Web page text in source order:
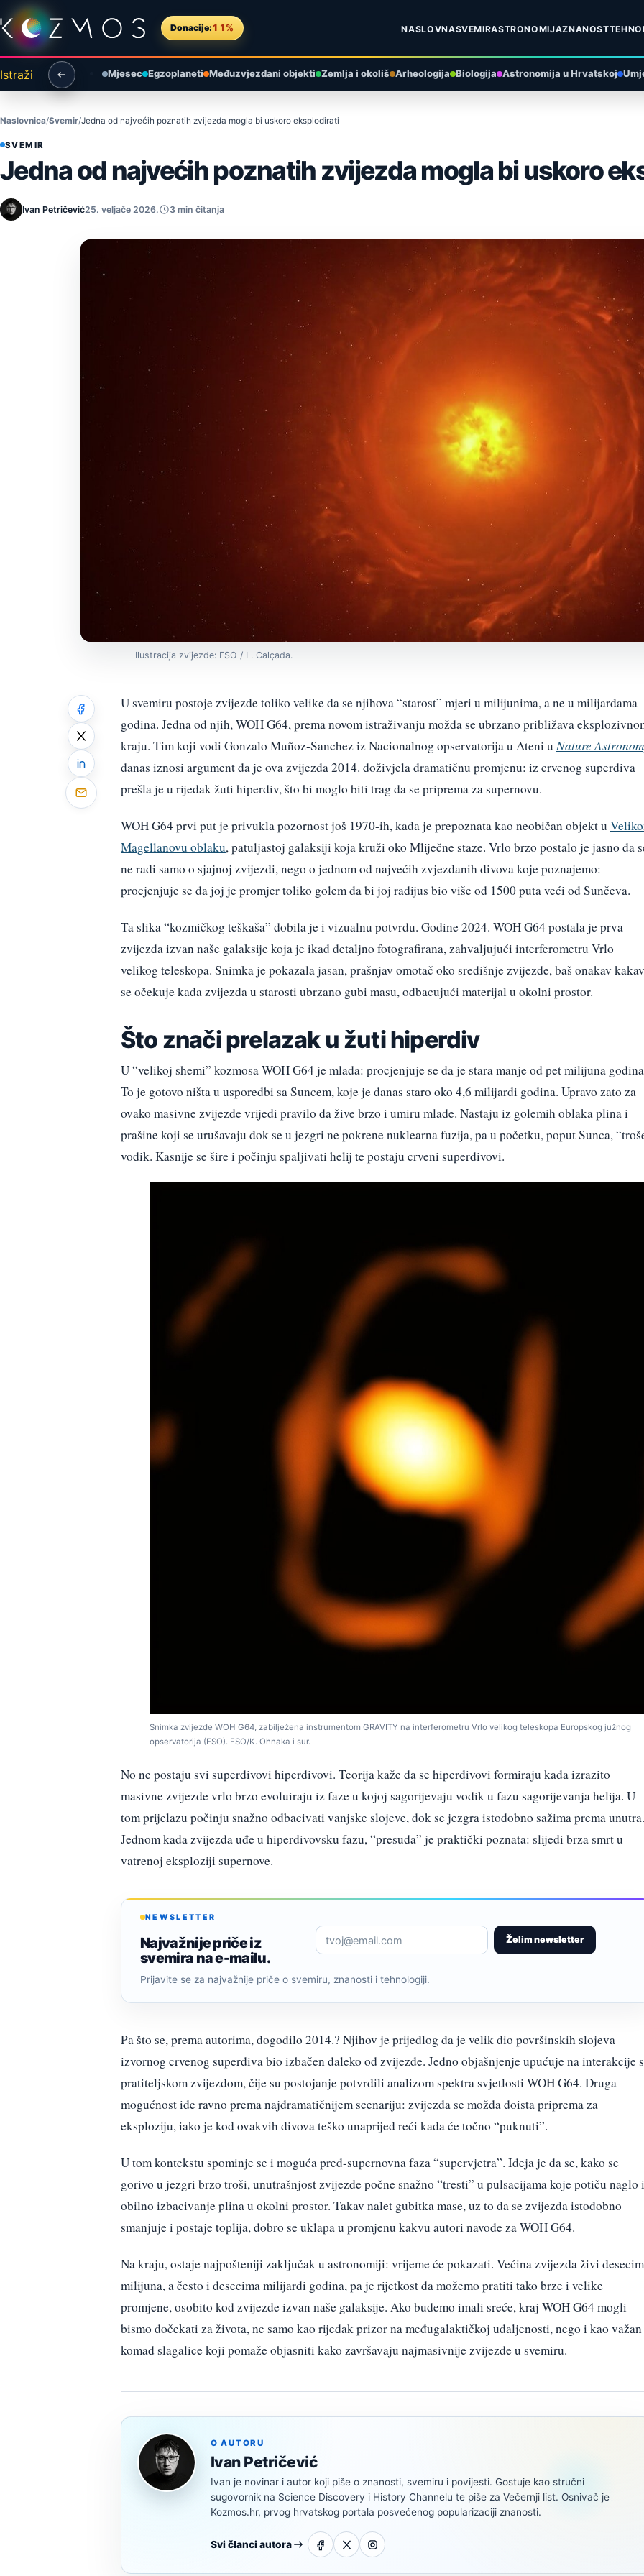
Preskoči na sadržaj
Donacije: 11% NASLOVNASVEMIRASTRONOMIJAZNANOST
Istraži Mjesec Egzoplaneti Međuzvjezdani objekti Zemlja i okoliš Arheologija Biologija Astronomija u Hrvatskoj
Naslovnica Svemir Jedna od najvećih poznatih zvijezda mogla bi uskoro eksplodirati
SVEMIR
Jedna od najvećih poznatih zvijezda mogla bi uskoro
Ivan Petričević25. veljače 2026. 3 min čitanja
Ilustracija zvijezde: ESO / L. Calçada.
U svemiru postoje zvijezde toliko velike da se njihova “starost” mjeri u milijunima, a ne u milijardama
godina. Jedna od njih, WOH G64, prema novom istraživanju možda se ubrzano približava
kraju. Tim koji vodi Gonzalo Muñoz-Sanchez iz Nacionalnog opservatorija u Ateni u Nature
danas iznosi argument da je ova zvijezda 2014. doživjela dramatičnu promjenu: iz crvenog superdiva
prešla je u rijedak žuti hiperdiv, što bi moglo biti trag da se priprema za supernovu.
WOH G64 prvi put je privukla pozornost još 1970-ih, kada je prepoznata kao neobičan objekt u
Magellanovu oblaku, patuljastoj galaksiji koja kruži oko Mliječne staze. Vrlo brzo postalo je jasno da
ne radi samo o sjajnoj zvijezdi, nego o jednom od najvećih zvjezdanih divova koje poznajemo:
procjenjuje se da joj je promjer toliko golem da bi joj radijus bio više od 1500 puta veći od Sunčeva.
Ta slika “kozmičkog teškaša” dobila je i vizualnu potvrdu. Godine 2024. WOH G64 postala je prva
zvijezda izvan naše galaksije koja je ikad detaljno fotografirana, zahvaljujući interferometru Vrlo
velikog teleskopa. Snimka je pokazala jasan, prašnjav omotač oko središnje zvijezde, baš onakav kakav
se očekuje kada zvijezda u starosti ubrzano gubi masu, odbacujući materijal u okolni prostor.
Što znači prelazak u žuti hiperdiv
U “velikoj shemi” kozmosa WOH G64 je mlada: procjenjuje se da je stara manje od pet milijuna
To je gotovo ništa u usporedbi sa Suncem, koje je danas staro oko 4,6 milijardi godina. Upravo zato za
ovako masivne zvijezde vrijedi pravilo da žive brzo i umiru mlade. Nastaju iz golemih oblaka plina i
prašine koji se urušavaju dok se u jezgri ne pokrene nuklearna fuzija, pa u početku, poput Sunca,
vodik. Kasnije se šire i počinju spaljivati helij te postaju crveni superdivovi.
Snimka zvijezde WOH G64, zabilježena instrumentom GRAVITY na interferometru Vrlo velikog teleskopa Europskog južnog
opservatorija (ESO). ESO/K. Ohnaka i sur.
No ne postaju svi superdivovi hiperdivovi. Teorija kaže da se hiperdivovi formiraju kada izrazito
masivne zvijezde vrlo brzo evoluiraju iz faze u kojoj sagorijevaju vodik u fazu sagorijevanja helija. U
tom prijelazu počinju snažno odbacivati vanjske slojeve, dok se jezgra istodobno sažima prema unutra.
Jednom kada zvijezda uđe u hiperdivovsku fazu, “presuda” je praktički poznata: slijedi brza smrt u
vatrenoj eksploziji supernove.
NEWSLETTER
Najvažnije priče iz
svemira na e-mailu.
Želim newsletter
Prijavite se za najvažnije priče o svemiru, znanosti i tehnologiji.
Pa što se, prema autorima, dogodilo 2014.? Njihov je prijedlog da je velik dio površinskih slojeva
izvornog crvenog superdiva bio izbačen daleko od zvijezde. Jedno objašnjenje upućuje na interakcije s
pratiteljskom zvijezdom, čije su postojanje potvrdili analizom spektra svjetlosti WOH G64. Druga
mogućnost ide ravno prema najdramatičnijem scenariju: zvijezda se možda doista priprema za
eksploziju, iako je kod ovakvih divova teško unaprijed reći kada će točno “puknuti”.
U tom kontekstu spominje se i moguća pred-supernovna faza “supervjetra”. Ideja je da se, kako se
gorivo u jezgri brzo troši, unutrašnjost zvijezde počne snažno “tresti” u pulsacijama koje potiču naglo i
obilno izbacivanje plina u okolni prostor. Takav nalet gubitka mase, uz to da se zvijezda istodobno
smanjuje i postaje toplija, dobro se uklapa u promjenu kakvu autori navode za WOH G64.
Na kraju, ostaje najpošteniji zaključak u astronomiji: vrijeme će pokazati. Većina zvijezda živi
milijuna, a često i desecima milijardi godina, pa je rijetkost da možemo pratiti tako brze i velike
promjene, osobito kod zvijezde izvan naše galaksije. Ako budemo imali sreće, kraj WOH G64 mogli
bismo dočekati za života, ne samo kao rijedak prizor na međugalaktičkoj udaljenosti, nego i kao važan
komad slagalice koji pomaže objasniti kako završavaju najmasivnije zvijezde u svemiru.
O AUTORU
Ivan Petričević
Ivan je novinar i autor koji piše o znanosti, svemiru i povijesti. Gostuje kao stručni
sugovornik na Science Discovery i History Channelu te piše za Večernji list. Osnivač je
Kozmos.hr, prvog hrvatskog portala posvećenog popularizaciji znanosti.
Svi članci autora